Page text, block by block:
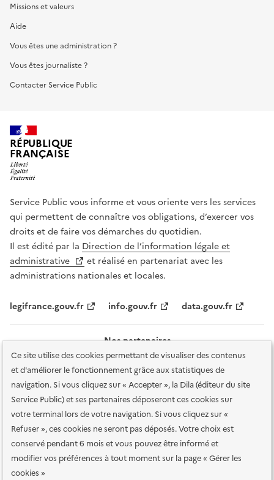
Ce site utilise des cookies permettant de visualiser des contenus
et d'améliorer le fonctionnement grâce aux statistiques de
navigation. Si vous cliquez sur « Accepter », la Dila (éditeur du site
Service Public) et ses partenaires déposeront ces cookies sur
votre terminal lors de votre navigation. Si vous cliquez sur «
Refuser », ces cookies ne seront pas déposés. Votre choix est
conservé pendant 6 mois et vous pouvez être informé et
modifier vos préférences à tout moment sur la page « Gérer les
cookies »
Missions et valeurs
Aide
Vous êtes une administration ?
Vous êtes journaliste ?
Contacter Service Public
RÉPUBLIQUE
FRANÇAISE
Service Public vous informe et vous oriente vers les services
qui permettent de connaître vos obligations, d’exercer vos
droits et de faire vos démarches du quotidien.
Il est édité par la Direction de l’information légale et
administrative
et réalisé en partenariat avec les
administrations nationales et locales.
legifrance.gouv.fr info.gouv.fr data.gouv.fr
Nos partenaires
Plan du site Accessibilité : totalement conforme
Accessibilité des
services en ligne Mentions légales Données personnelles et sécurité
Conditions générales d'utilisation Gestion des cookies